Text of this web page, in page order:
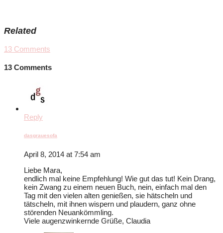
Related
13 Comments
13 Comments
Reply
dasgrauesofa
April 8, 2014 at 7:54 am
Liebe Mara,
endlich mal keine Empfehlung! Wie gut das tut! Kein Drang,
kein Zwang zu einem neuen Buch, nein, einfach mal den
Tag mit den vielen alten genießen, sie hätscheln und
tätscheln, mit ihnen wispern und plaudern, ganz ohne
störenden Neuankömmling.
Viele augenzwinkernde Grüße, Claudia